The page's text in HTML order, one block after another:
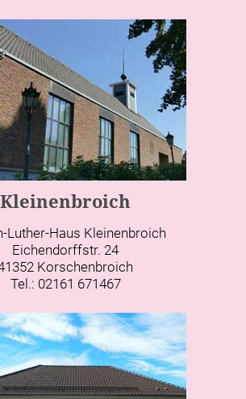
Kleinenbroich
Luther-Haus Kleinenbroich
Eichendorffstr. 24
Korschenbroich
Tel.: 02161 671467